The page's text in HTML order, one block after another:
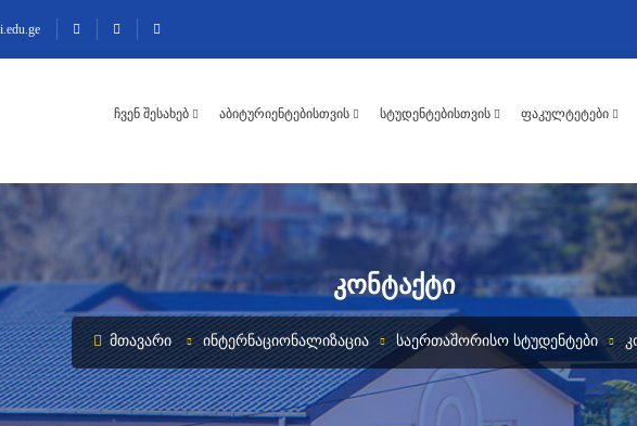
ᲩᲕᲔᲜ ᲨᲔᲡᲐᲮᲔᲑ ᲐᲑᲘᲢᲣᲠᲘᲔᲜᲢᲔᲑᲘᲡᲗᲕᲘᲡ ᲡᲢᲣᲓᲔᲜᲢᲔᲑᲘᲡᲗᲕᲘᲡ ᲤᲐᲙᲣᲚᲢᲔᲢᲔᲑᲘ
ᲙᲝᲜᲢᲐᲥᲢᲘ
ᲛᲗᲐᲕᲐᲠᲘ ᲘᲜᲢᲔᲠᲜᲐᲪᲘᲝᲜᲐᲚᲘᲖᲐᲪᲘᲐ ᲡᲐᲔᲠᲗᲐᲨᲝᲠᲘᲡᲝ ᲡᲢᲣᲓᲔᲜᲢᲔᲑᲘ